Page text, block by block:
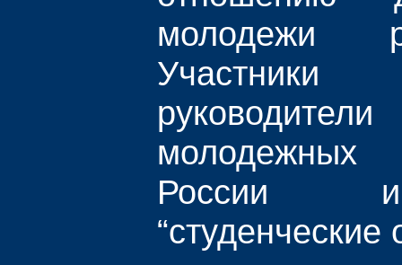
молодежи
России